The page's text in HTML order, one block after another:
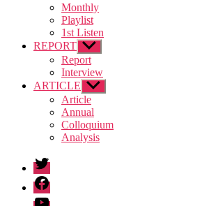
Monthly
Playlist
1st Listen
REPORT Show
sub
menu
Report
Interview
ARTICLE Show
sub
menu
Article
Annual
Colloquium
Analysis
twitter
facebook
Youtube